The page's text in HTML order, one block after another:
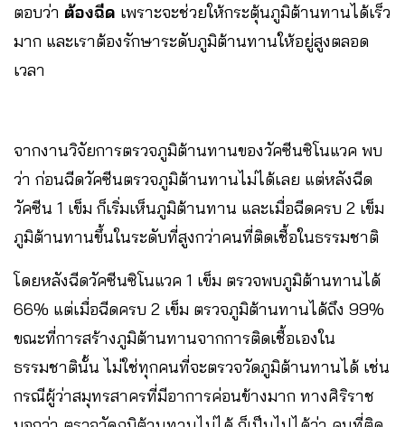
ตอบว่า ต้องฉีด เพราะจะช่วยให้กระตุ้นภูมิต้านทานได้เร็ว
มาก และเราต้องรักษาระดับภูมิต้านทานให้อยู่สูงตลอด
เวลา
จากงานวิจัยการตรวจภูมิต้านทานของวัคซีนซิโนแวค พบ
ว่า ก่อนฉีดวัคซีนตรวจภูมิต้านทานไม่ได้เลย แต่หลังฉีด
วัคซีน 1 เข็ม ก็เริ่มเห็นภูมิต้านทาน และเมื่อฉีดครบ 2 เข็ม
ภูมิต้านทานขึ้นในระดับที่สูงกว่าคนที่ติดเชื้อในธรรมชาติ
โดยหลังฉีดวัคซีนซิโนแวค 1 เข็ม ตรวจพบภูมิต้านทานได้
66% แต่เมื่อฉีดครบ 2 เข็ม ตรวจภูมิต้านทานได้ถึง 99%
ขณะที่การสร้างภูมิต้านทานจากการติดเชื้อเองใน
ธรรมชาตินั้น ไม่ใช่ทุกคนที่จะตรวจวัดภูมิต้านทานได้ เช่น
กรณีผู้ว่าสมุทรสาครที่มีอาการค่อนข้างมาก ทางศิริราช